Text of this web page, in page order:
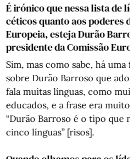
É irónico que nessa lista de
céticos quanto aos poderes
Europeia, esteja Durão
presidente da Comissão
Sim, mas como sabe, há
sobre Durão Barroso que
fala muitas línguas, como
educados, e a frase era
“Durão Barroso é o tipo que
cinco línguas” [risos].